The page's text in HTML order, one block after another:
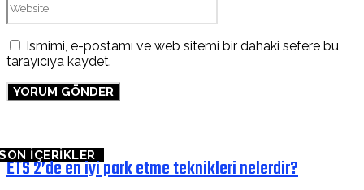
Ismimi, e-postamı ve web sitemi bir dahaki sefere bu
tarayıcıya kaydet.
İÇERİKLER
ETS 2’de en iyi park etme teknikleri nelerdir?